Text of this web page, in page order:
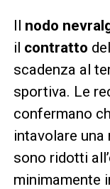
Il nodo
il contratto
scadenza al
sportiva. Le
confermano
intavolare
sono ridotti
minimamente